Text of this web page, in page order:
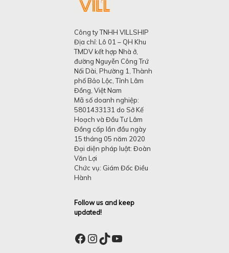
Công ty TNHH VILLSHIP
Địa chỉ: Lô 01 – QH Khu
TMDV kết hợp Nhà ở,
đường Nguyễn Công Trứ
Nối Dài, Phường 1, Thành
phố Bảo Lộc, Tỉnh Lâm
Đồng, Việt Nam
Mã số doanh nghiệp:
5801433131 do Sở Kế
Hoạch và Đầu Tư Lâm
Đồng cấp lần đầu ngày
15 tháng 05 năm 2020
Đại diện pháp luật: Đoàn
Văn Lợi
Chức vụ: Giám Đốc Điều
Hành
Follow us and keep
updated!
Facebook
Instagram
TikTok
YouTube